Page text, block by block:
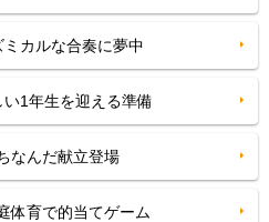
カルな合奏に夢中
1年生を迎える準備
なんだ献立登場
体育で的当てゲーム